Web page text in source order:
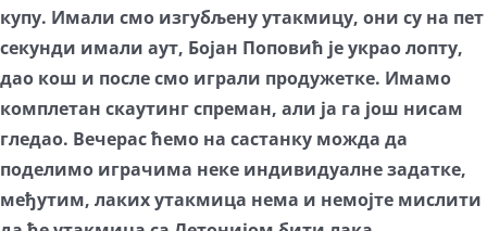
купу. Имали смо изгубљену утакмицу, они су на пет
секунди имали аут, Бојан Поповић је украо лопту,
дао кош и после смо играли продужетке. Имамо
комплетан скаутинг спреман, али ја га још нисам
гледао. Вечерас ћемо на састанку можда да
поделимо играчима неке индивидуалне задатке,
међутим, лаких утакмица нема и немојте мислити